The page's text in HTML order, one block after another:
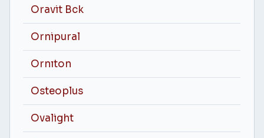
Oravit Bck
Ornipural
Ornıton
Osteoplus
Ovalight